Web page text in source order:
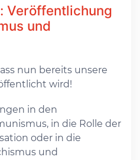
Veröffentlichung
und
nun bereits unsere
wird!
in den
in die Rolle der
oder in die
und